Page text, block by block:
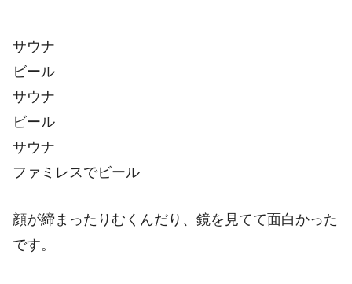
サウナ
ビール
サウナ
ビール
サウナ
ファミレスでビール
顔が締まったりむくんだり、鏡を見てて面白かった
です。